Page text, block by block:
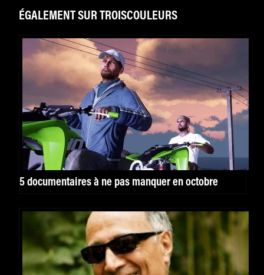
ÉGALEMENT SUR TROISCOULEURS
5 documentaires à ne pas manquer en octobre